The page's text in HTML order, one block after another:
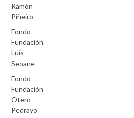
Ramón
Piñeiro
Fondo
Fundación
Luís
Seoane
Fondo
Fundación
Otero
Pedrayo